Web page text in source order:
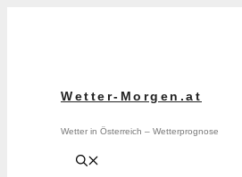
Wetter-Morgen.at
Wetter in Österreich – Wetterprognose